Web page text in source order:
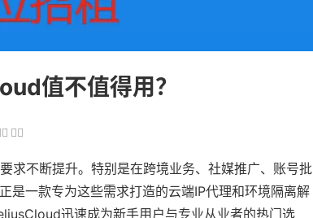
值不值得用？
求不断提升。特别是在跨境业务、社媒推广、账号批
是一款专为这些需求打造的云端IP代理和环境隔离解
迅速成为新手用户与专业从业者的热门选